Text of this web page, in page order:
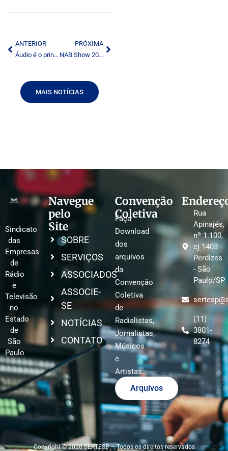
ANTERIOR
Áudio é o principal formato de entretenimento nos veículos, com rádio liderando preferência
PRÓXIMA
NAB Show 2026 abre inscrições com foco em IA, streaming e inovação esportiva
MAIS NOTÍCIAS
Sindicato
das
Empresas
de
Rádio
e
Televisão
no
Estado
de
São
Paulo
Navegue
pelo
Site
SOBRE
SERVIÇOS
ASSOCIADOS
ASSOCIE-
SE
NOTÍCIAS
CONTATO
Convenção
Coletiva
Faça
Download
dos
arquivos
da
Convenção
Coletiva
de
Radialistas,
Jornalistas,
Músicos
e
Artistas.
Arquivos
Rua
Apinajés,
nº 1.100,
cj 1403 -
Perdizes
- São
Paulo/SP
(11)
3801-
8274
Copyright © 2026 SERTESP – Todos os direitos reservados